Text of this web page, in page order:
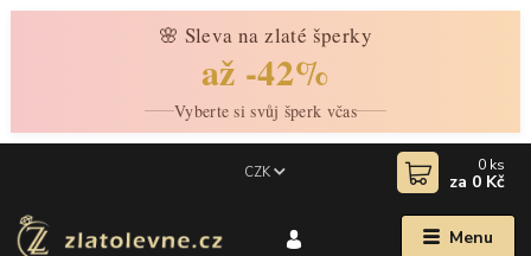
🌸 Sleva na zlaté šperky
až -42%
Vyberte si svůj šperk včas
Menu
CZK 0 ks
za 0 Kč